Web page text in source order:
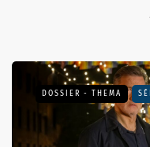
DOSSIER - THEMA